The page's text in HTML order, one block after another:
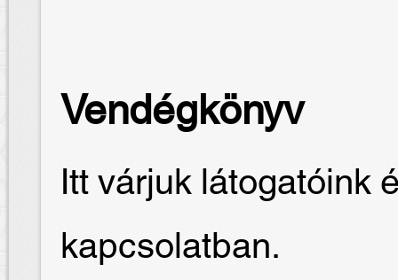
Vendégkönyv
Itt várjuk látogatóink
kapcsolatban.